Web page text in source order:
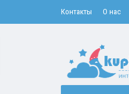
Контакты О нас